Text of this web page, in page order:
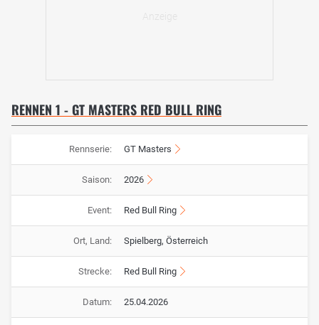
RENNEN 1 - GT MASTERS RED BULL RING
Rennserie: GT Masters
Saison: 2026
Event: Red Bull Ring
Ort, Land: Spielberg, Österreich
Strecke: Red Bull Ring
Datum: 25.04.2026